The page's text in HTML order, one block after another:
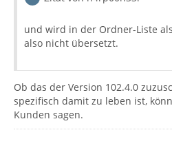
und wird in der Ordner-Liste
also nicht übersetzt.
Ob das der Version 102.4.0
spezifisch damit zu leben ist,
Kunden sagen.